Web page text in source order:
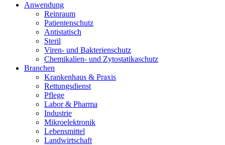
Anwendung
Reinraum
Patientenschutz
Antistatisch
Steril
Viren- und Bakterienschutz
Chemikalien- und Zytostatikaschutz
Branchen
Krankenhaus & Praxis
Rettungsdienst
Pflege
Labor & Pharma
Industrie
Mikroelektronik
Lebensmittel
Landwirtschaft